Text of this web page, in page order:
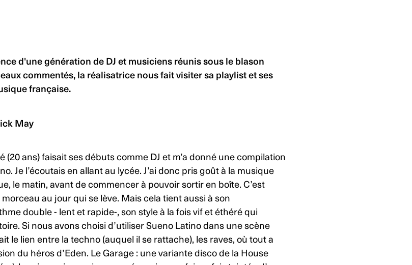
d'une génération de DJ et musiciens réunis sous le blason
commentés, la réalisatrice nous fait visiter sa playlist et ses
française.
May
(20 ans) faisait ses débuts comme DJ et m’a donné une compilation
. Je l’écoutais en allant au lycée. J’ai donc pris goût à la musique
le matin, avant de commencer à pouvoir sortir en boîte. C’est
au jour qui se lève. Mais cela tient aussi à son
double - lent et rapide-, son style à la fois vif et éthéré qui
Si nous avons choisi d’utiliserSueno Latino dans une scène
le lien entre la techno (auquel il se rattache), les raves, où tout a
du héros d’Eden. Le Garage : une variante disco de la House